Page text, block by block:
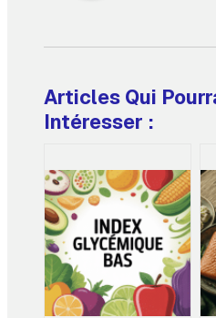
Articles Qui
Intéresser :